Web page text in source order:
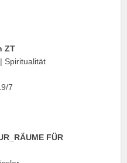
ZT
Spiritualität
7
FÜR